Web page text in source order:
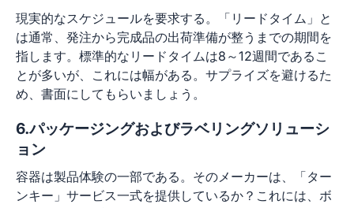
現実的なスケジュールを要求する。「リードタイム」と
は通常、発注から完成品の出荷準備が整うまでの期間を
指します。標準的なリードタイムは8～12週間であるこ
とが多いが、これには幅がある。サプライズを避けるた
め、書面にしてもらいましょう。
6.パッケージングおよびラベリングソリューシ
ョン
容器は製品体験の一部である。そのメーカーは、「ター
ンキー」サービス一式を提供しているか？これには、ボ